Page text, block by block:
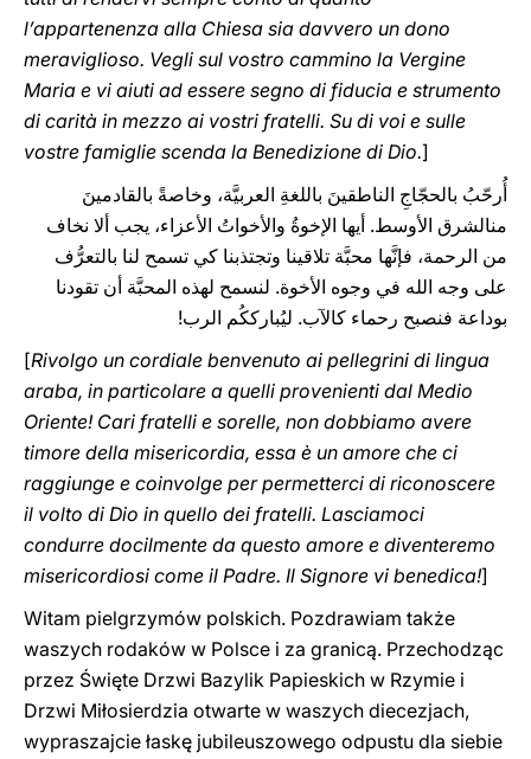
l’appartenenza alla Chiesa sia davvero un dono
meraviglioso. Vegli sul vostro cammino la Vergine
Maria e vi aiuti ad essere segno di fiducia e strumento
di carità in mezzo ai vostri fratelli. Su di voi e sulle
vostre famiglie scenda la Benedizione di Dio.]
أُرحّبُ بالحجّاجِ الناطقينَ باللغةِ العربيَّة، وخاصةً بالقادمينَ
منالشرق الأوسط. أيها الإخوةُ والأخواتُ الأعزاء، يجب ألا نخاف
من الرحمة، فإنَّها محبَّة تلاقينا وتجتذبنا كي تسمح لنا بالتعرُّف
على وجه الله في وجوه الأخوة. لنسمح لهذه المحبَّة أن تقودنا
بوداعة فنصبح رحماء كالآب. ليُبارككُم الرب!
[Rivolgo un cordiale benvenuto ai pellegrini di lingua
araba, in particolare a quelli provenienti dal Medio
Oriente! Cari fratelli e sorelle, non dobbiamo avere
timore della misericordia, essa è un amore che ci
raggiunge e coinvolge per permetterci di riconoscere
il volto di Dio in quello dei fratelli. Lasciamoci
condurre docilmente da questo amore e diventeremo
misericordiosi come il Padre. Il Signore vi benedica!]
Witam pielgrzymów polskich. Pozdrawiam także
waszych rodaków w Polsce i za granicą. Przechodząc
przez Święte Drzwi Bazylik Papieskich w Rzymie i
Drzwi Miłosierdzia otwarte w waszych diecezjach,
wypraszajcie łaskę jubileuszowego odpustu dla siebie